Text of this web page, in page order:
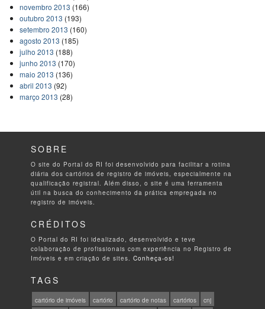
novembro 2013 (166)
outubro 2013 (193)
setembro 2013 (160)
agosto 2013 (185)
julho 2013 (188)
junho 2013 (170)
maio 2013 (136)
abril 2013 (92)
março 2013 (28)
SOBRE
O site do Portal do RI foi desenvolvido para facilitar a rotina
diária dos cartórios de registro de imóveis, especialmente na
qualificação registral. Além disso, o site é uma ferramenta
útil na busca do conhecimento da prática empregada no
registro de imóveis.
CRÉDITOS
O Portal do RI foi idealizado, desenvolvido e teve
colaboração de profissionais com experiência no Registro de
Imóveis e em criação de sites.Conheça-os!
TAGS
cartório de imóveis cartório cartório de notas cartórios cnj